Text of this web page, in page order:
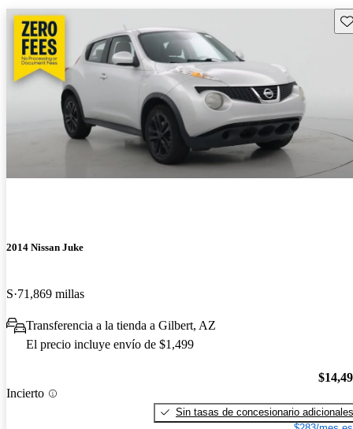
2014 Nissan Juke
S 71,869 millas
Transferencia a la tienda a Gilbert, AZ
El precio incluye envío de $1,499
Incierto
Sin tasas de concesionario adicionales